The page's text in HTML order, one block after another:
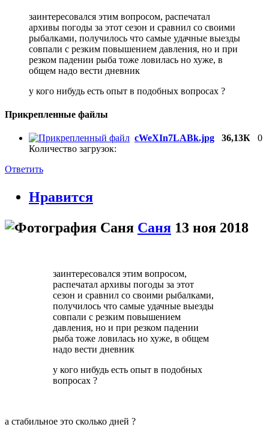
заинтересовался этим вопросом, распечатал
архивы погоды за этот сезон и сравнил со своими
рыбалками, получилось что самые удачные выезды
совпали с резким повышением давления, но и при
резком падении рыба тоже ловилась но хуже, в
общем надо вести дневник
у кого нибудь есть опыт в подобных вопросах ?
Прикрепленные файлы
cWeXIn7LABk.jpg 36,13К
0
Количество загрузок:
Ответить
Нравится
Саня 13 ноя 2018
заинтересовался этим вопросом,
распечатал архивы погоды за этот
сезон и сравнил со своими рыбалками,
получилось что самые удачные выезды
совпали с резким повышением
давления, но и при резком падении
рыба тоже ловилась но хуже, в общем
надо вести дневник
у кого нибудь есть опыт в подобных
вопросах ?
а стабильное это сколько дней ?